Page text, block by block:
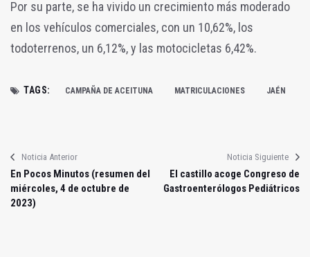
Por su parte, se ha vivido un crecimiento más moderado
en los vehículos comerciales, con un 10,62%, los
todoterrenos, un 6,12%, y las motocicletas 6,42%.
TAGS: CAMPAÑA DE ACEITUNA MATRICULACIONES JAÉN
Noticia Anterior
En Pocos Minutos (resumen del
miércoles, 4 de octubre de
2023)
Noticia Siguiente
El castillo acoge Congreso de
Gastroenterólogos Pediátricos